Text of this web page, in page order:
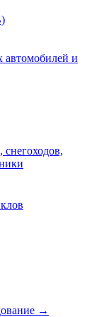
автомобилей и
снегоходов,
→